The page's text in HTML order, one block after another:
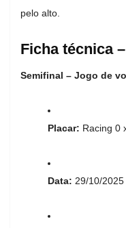
pelo alto.
Ficha técnica
Semifinal – Jogo de
Placar: Racing 0
Data: 29/10/